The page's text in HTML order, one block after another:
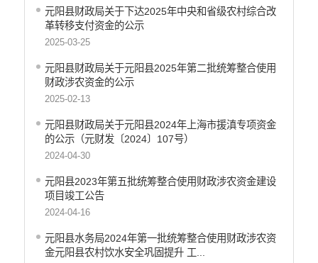
元阳县财政局关于下达2025年中央和省级农村综合改
革转移支付资金的公示
2025-03-25
元阳县财政局关于元阳县2025年第二批统筹整合使用
财政涉农资金的公示
2025-02-13
元阳县财政局关于元阳县2024年上海市援滇专项资金
的公示（元财发〔2024〕107号）
2024-04-30
元阳县2023年第五批统筹整合使用财政涉农资金建设
项目竣工公告
2024-04-16
元阳县水务局2024年第一批统筹整合使用财政涉农资
金元阳县农村饮水安全巩固提升 工...